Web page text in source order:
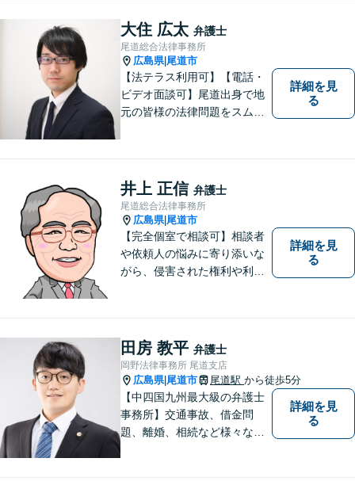
大住 広太 弁護士
尾道総合法律事務所
広島県| 尾道市
【法テラス利用可】【電話・
ビデオ面談可】尾道出身で地
元の皆様の法律問題をスムー
境づくり、案件への細やかな
気配り、親身な対応がモット
ーで、様々な分野における法
的サービスを提供いたしま
す。
詳細を見
る
井上 正信 弁護士
尾道総合法律事務所
広島県| 尾道市
【完全個室で相談可】相談者
や依頼人の悩みに寄り添いな
がら、侵害された権利や利益
ると確信しています。 ご相談
やご依頼に関して、どんな問
題でもお気軽にお声掛けくだ
さい。
詳細を見
る
田房 教平 弁護士
岡野法律事務所 尾道支店
広島県| 尾道市 尾道駅 から徒歩5分
【中四国九州最大級の弁護士
事務所】交通事故、借金問
題、離婚、相続など様々な問
詳細を見
る